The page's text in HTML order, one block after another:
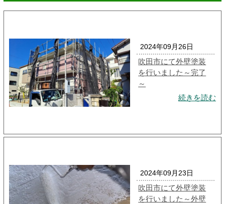
2024年09月26日
吹田市にて外壁塗装
を行いました～完了
～
続きを読む
2024年09月23日
吹田市にて外壁塗装
を行いました～外壁